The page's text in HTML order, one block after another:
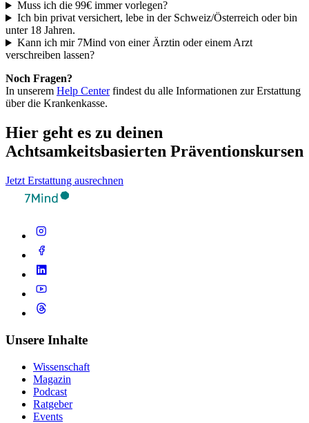
Muss ich die 99€ immer vorlegen?
Ich bin privat versichert, lebe in der Schweiz/Österreich oder bin
unter 18 Jahren.
Kann ich mir 7Mind von einer Ärztin oder einem Arzt
verschreiben lassen?
Noch Fragen?
In unserem Help Centerfindest du alle Informationen zur Erstattung
über die Krankenkasse.
Hier geht es zu deinen
Achtsamkeitsbasierten Präventionskursen
Jetzt Erstattung ausrechnen
Unsere Inhalte
Wissenschaft
Magazin
Podcast
Ratgeber
Events